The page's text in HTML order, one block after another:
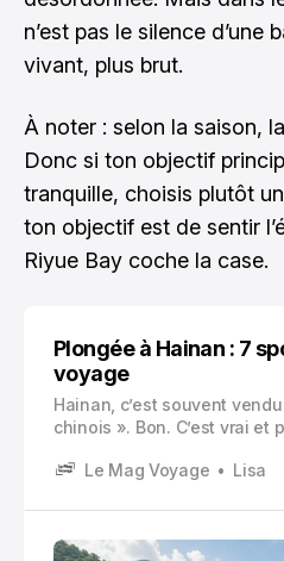
n’est pas le silence d’une
vivant, plus brut.
À noter : selon la saison,
Donc si ton objectif
tranquille, choisis plutôt
ton objectif est de sentir
Riyue Bay coche la case.
Plongée à Hainan : 7
voyage
Hainan, c’est souvent
chinois ». Bon. C’est vrai et
partout. Pas vrai parce
d’autres encore très simples.
Le Mag Voyage Lisa